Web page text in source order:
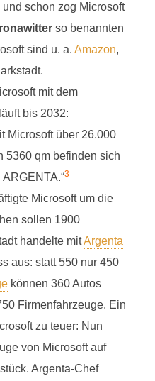
schon zog Microsoft
so benannten
sind u. a. Amazon,
mit dem
bis 2032:
Microsoft über 26.000
5360 qm befinden sich
3
Microsoft um die
sollen 1900
handelte mitArgenta
aus: statt 550 nur 450
können 360 Autos
Firmenfahrzeuge. Ein
zu teuer: Nun
von Microsoft auf
Argenta-Chef